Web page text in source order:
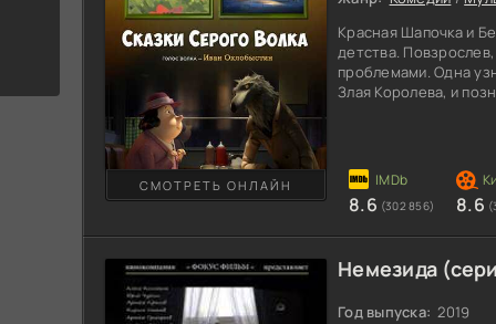
Красная Шапочка и
детства.
проблемами. Одна
Злая Королева, и
крепкой дружбе.
выросшее из боба,
не заметил, как
СМОТРЕТЬ ОНЛАЙН
8.6 (302 856) 8.6
Немезида
Год выпуска: 2019